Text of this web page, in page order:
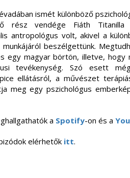
ismét különböző
rész vendége Fiáth Titanilla
antropológus volt, akivel a
beszélgettünk.
egy magyar börtön, illetve, hogy
tevékenység. Szó esett
ellátásról, a művészet
meg egy pszichológus
a Spotify-on és a
elérhetők itt.